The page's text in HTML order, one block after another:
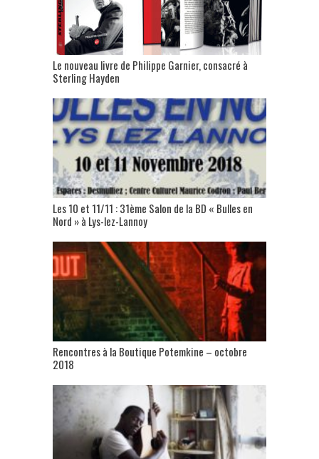
Le nouveau livre de Philippe Garnier, consacré à
Sterling Hayden
Les 10 et 11/11 : 31ème Salon de la BD « Bulles en
Nord » à Lys-lez-Lannoy
Rencontres à la Boutique Potemkine – octobre
2018